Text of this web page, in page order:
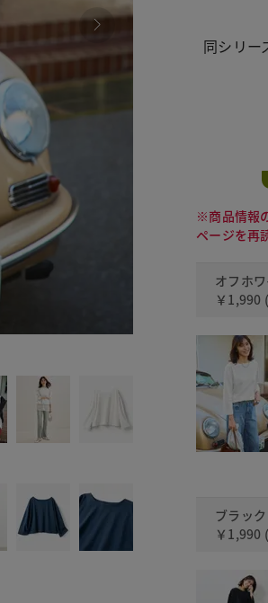
同シリー
※商品情報
ページを再
オフホ
￥1,990
ブラッ
￥1,990